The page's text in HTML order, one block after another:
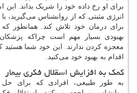
برای او رخ داده خود را شریک بداند. این
انرژی مثبتی که از روانشناس می‌گیرید،
برای درمان خود تلاش کند. همانطور که
بهبودی بسیار مهم است چراکه
معجزه کردن ندارند. این خود شما هستید
اقدام به بهبود خود می‌کنید.
کمک به افزایش اسقلال فکری بیمار
به طور طبیعی، افرادی که برای